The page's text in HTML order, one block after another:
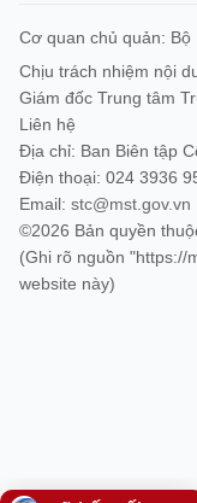
Cơ quan chủ quản: Bộ
Chịu trách nhiệm nội
Giám đốc Trung tâm
Liên hệ
Địa chỉ: Ban Biên tập
Điện thoại: 024 3936
Email: stc@mst.gov.vn
©2026 Bản quyền
(Ghi rõ nguồn "https://
website này)